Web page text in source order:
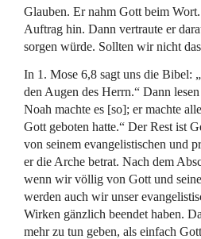
Glauben. Er nahm Gott beim
Auftrag hin. Dann vertraute er
sorgen würde. Sollten wir nicht
In 1. Mose 6,8 sagt uns die Bibel:
den Augen des Herrn.“ Dann
Noah machte es [so]; er machte
Gott geboten hatte.“ Der Rest ist
von seinem evangelistischen und
er die Arche betrat. Nach dem
wenn wir völlig von Gott und
werden auch wir unser
Wirken gänzlich beendet haben.
mehr zu tun geben, als einfach